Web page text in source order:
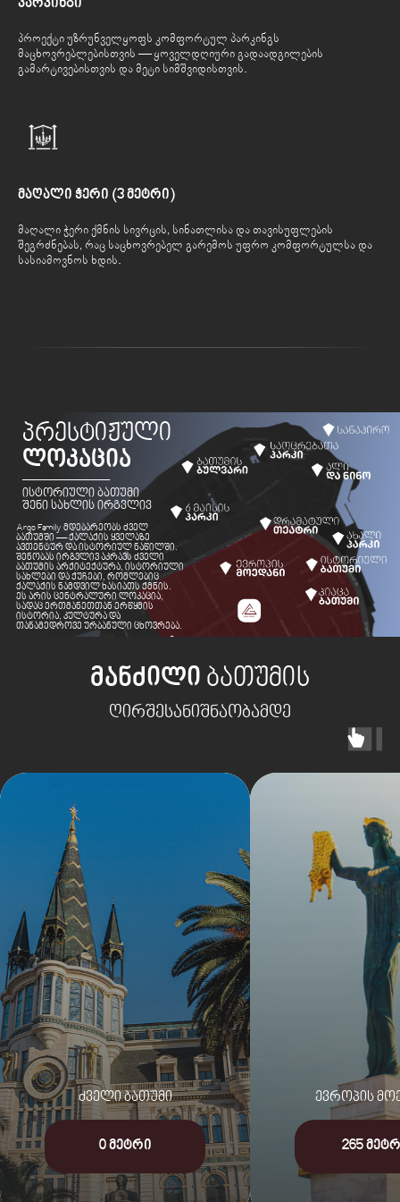
პარკინგი
პროექტი უზრუნველყოფს კომფორტულ პარკინგს
მაცხოვრებლებისთვის — ყოველდღიური გადაადგილების
გამარტივებისთვის და მეტი სიმშვიდისთვის.
მაღალი ჭერი (3 მეტრი)
მაღალი ჭერი ქმნის სივრცის, სინათლისა და თავისუფლების
შეგრძნებას, რაც საცხოვრებელ გარემოს უფრო კომფორტულსა და
სასიამოვნოს ხდის.
მანძილი ბათუმის
ღირშესანიშნაობამდე
ძველი ბათუმი
0 მეტრი
ევროპის
265
7 ᲡᲐᲠᲗᲣᲚᲘ
პროექტის გეგმარება